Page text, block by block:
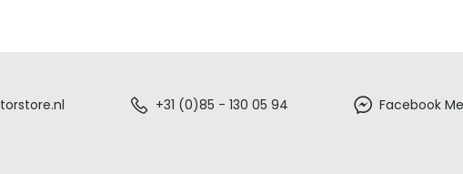
+31 (0)85 - 130 05 94 Facebook